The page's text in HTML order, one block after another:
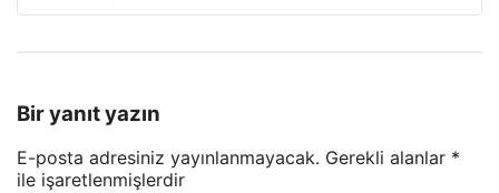
Bir yanıt yazın
E-posta adresiniz yayınlanmayacak. Gerekli alanlar *
ile işaretlenmişlerdir